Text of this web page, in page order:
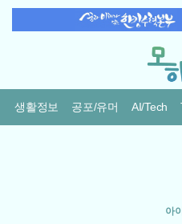
생활정보 공포/유머 AI/Tech
아